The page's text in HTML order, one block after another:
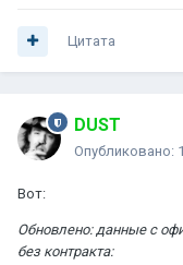
Цитата
DUST
Опубликовано:
Вот:
Обновлено: данные с
без контракта: